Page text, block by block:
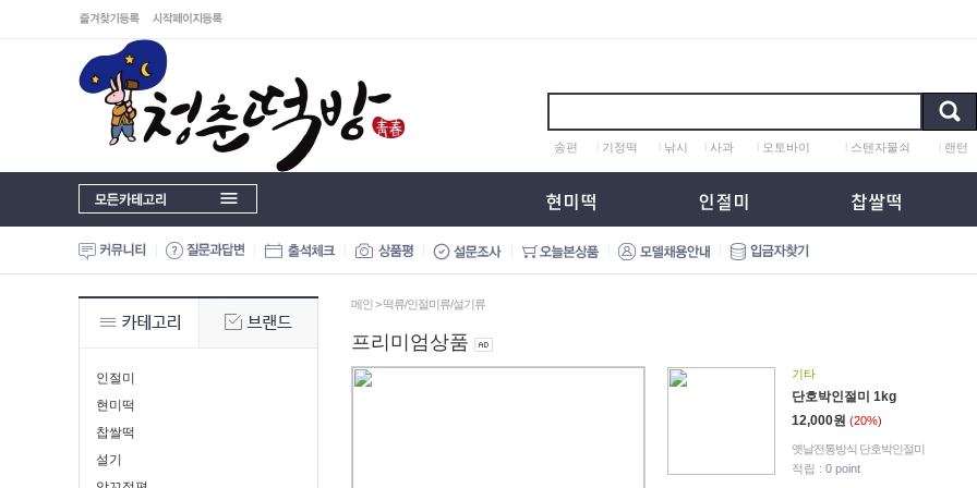
송편 l 기정떡 l 낚시 l 사과 l 오토바이 l 스텐자물쇠 l 랜턴
인절미
현미떡
찹쌀떡
설기
메인 >떡류/인절미류/설기류
프리미엄상품
기타
단호박인절미 1kg
12,000원 (20%)
옛날전통방식 단호박인절미
적립 : 0 point